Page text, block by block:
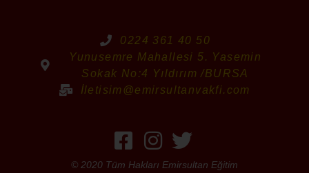
0224 361 40 50
Yunusemre Mahallesi 5. Yasemin
Sokak No:4 Yıldırım /BURSA
İletisim@emirsultanvakfi.com
© 2020 Tüm Hakları Emirsultan Eğitim